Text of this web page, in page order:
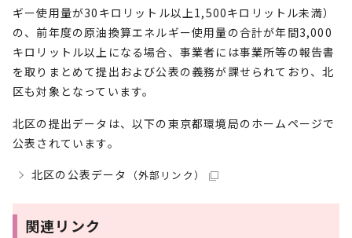
ギー使用量が30キロリットル以上1,500キロリットル未満）
の、前年度の原油換算エネルギー使用量の合計が年間3,000
キロリットル以上になる場合、事業者には事業所等の報告書
を取りまとめて提出および公表の義務が課せられており、北
区も対象となっています。
北区の提出データは、以下の東京都環境局のホームページで
公表されています。
北区の公表データ
（外部リンク）
関連リンク